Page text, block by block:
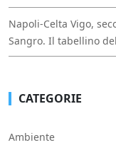
Napoli-Celta Vigo,
Sangro. Il tabellino
CATEGORIE
Ambiente